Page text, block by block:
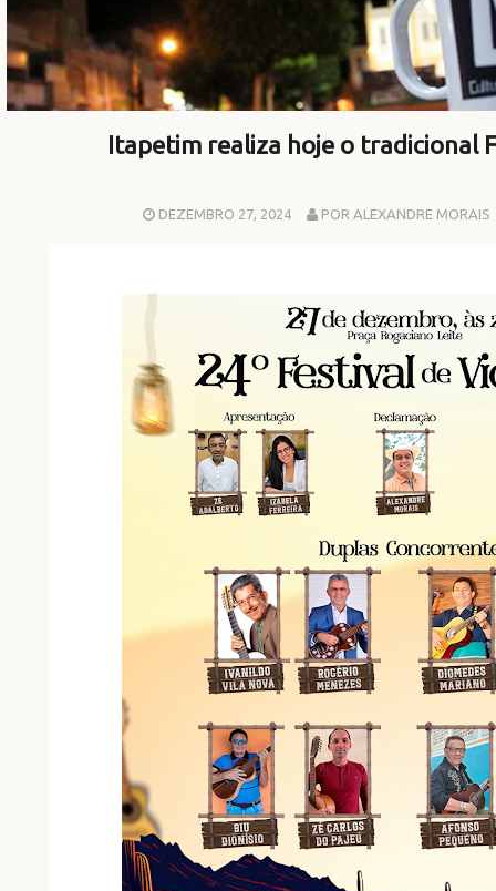
Itapetim realiza hoje o tradicional
DEZEMBRO 27, 2024 POR ALEXANDRE MORAIS